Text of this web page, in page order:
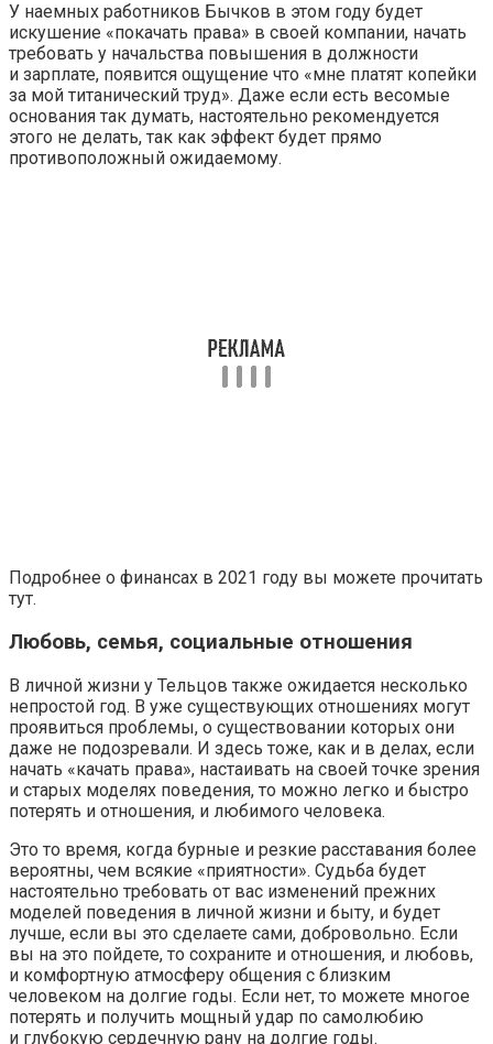
У наемных работников Бычков в этом году будет
искушение «покачать права» в своей компании, начать
требовать у начальства повышения в должности
и зарплате, появится ощущение что «мне платят копейки
за мой титанический труд». Даже если есть весомые
основания так думать, настоятельно рекомендуется
этого не делать, так как эффект будет прямо
противоположный ожидаемому.
Подробнее о финансах в 2021 году вы можете прочитать
тут.
Любовь, семья, социальные отношения
В личной жизни у Тельцов также ожидается несколько
непростой год. В уже существующих отношениях могут
проявиться проблемы, о существовании которых они
даже не подозревали. И здесь тоже, как и в делах, если
начать «качать права», настаивать на своей точке зрения
и старых моделях поведения, то можно легко и быстро
потерять и отношения, и любимого человека.
Это то время, когда бурные и резкие расставания более
вероятны, чем всякие «приятности». Судьба будет
настоятельно требовать от вас изменений прежних
моделей поведения в личной жизни и быту, и будет
лучше, если вы это сделаете сами, добровольно. Если
вы на это пойдете, то сохраните и отношения, и любовь,
и комфортную атмосферу общения с близким
человеком на долгие годы. Если нет, то можете многое
потерять и получить мощный удар по самолюбию
и глубокую сердечную рану на долгие годы.